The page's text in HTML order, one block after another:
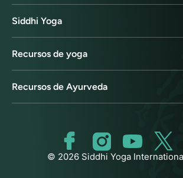
Siddhi Yoga
Recursos de yoga
Recursos de Ayurveda
© 2026 Siddhi Yoga